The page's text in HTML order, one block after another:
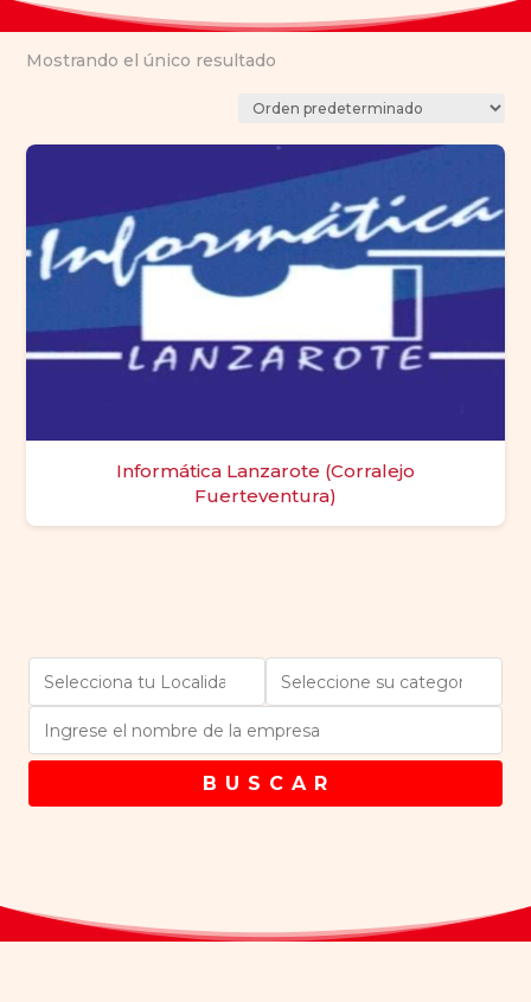
Mostrando el único resultado
Informática Lanzarote (Corralejo
Fuerteventura)
B U S C A R